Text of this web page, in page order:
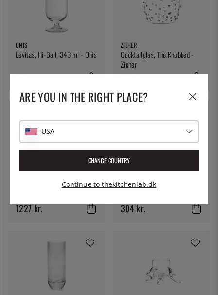
ONIS
Levitas, Hi-Ball, 343 ml - Onis
108 kr.
ZIEHER
Cocktailglas, The Knobbed -
Zieher
300 kr. 407 kr.
Cocktailglas, Askepots vogn -
1227 kr.
Cocktailglas, Reagensglas på
304 kr.
ARE YOU IN THE RIGHT PLACE?
USA
CHANGE COUNTRY
Continue to thekitchenlab.dk